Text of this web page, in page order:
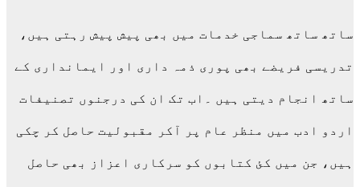
ساتھ ساتھ سماجی خدمات میں بھی پیش پیش رہتی ہیں،
تدریسی فریضے بھی پوری ذمہ داری اور ایمانداری کے
ساتھ انجام دیتی ہیں ۔اب تک ان کی درجنوں تصنیفات
اردو ادب میں منظر عام پر آکر مقبولیت حاصل کر چکی
ہیں، جن میں کئ کتابوں کو سرکاری اعزاز بھی حاصل